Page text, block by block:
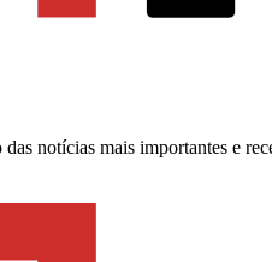
notícias mais importantes e